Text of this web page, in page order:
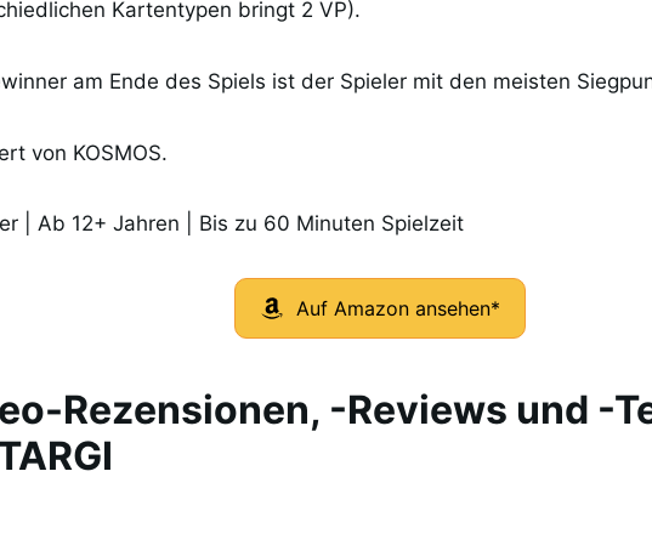
Kartentypen bringt 2 VP).
am Ende des Spiels ist der Spieler mit den meisten
von KOSMOS.
| Ab 12+ Jahren | Bis zu 60 Minuten Spielzeit
Auf Amazon ansehen*
Rezensionen, -Reviews und -